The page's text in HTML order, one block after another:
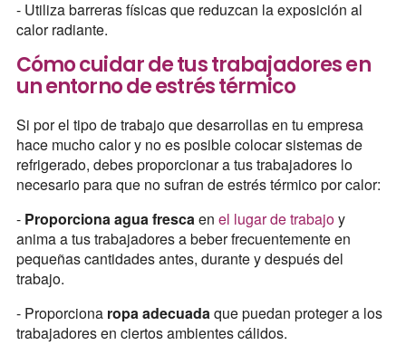
- Utiliza barreras físicas que reduzcan la exposición al
calor radiante.
Cómo cuidar de tus trabajadores en
un entorno de estrés térmico
Si por el tipo de trabajo que desarrollas en tu empresa
hace mucho calor y no es posible colocar sistemas de
refrigerado, debes proporcionar a tus trabajadores lo
necesario para que no sufran de estrés térmico por calor:
- Proporciona agua frescaen el lugar de trabajoy
anima a tus trabajadores a beber frecuentemente en
pequeñas cantidades antes, durante y después del
trabajo.
- Proporciona ropa adecuadaque puedan proteger a los
trabajadores en ciertos ambientes cálidos.